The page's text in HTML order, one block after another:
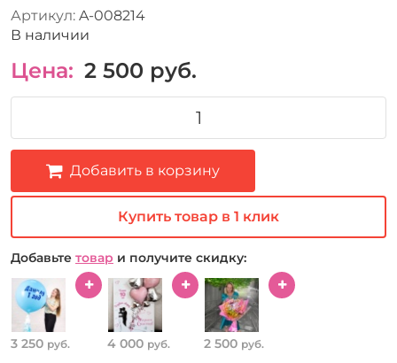
Артикул: A-008214
В наличии
Цена: 2 500 руб.
Добавить в корзину
Купить товар в 1 клик
Добавьте товар и получите скидку:
3 250 руб. 4 000 руб. 2 500 руб.